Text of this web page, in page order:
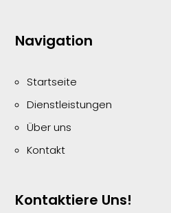
Navigation
Startseite
Dienstleistungen
Über uns
Kontakt
Kontaktiere Uns!